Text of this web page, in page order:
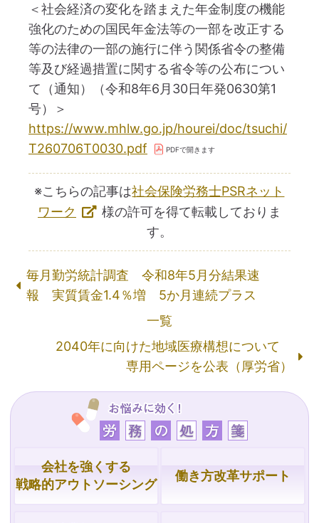
＜社会経済の変化を踏まえた年金制度の機能
強化のための国民年金法等の一部を改正する
等の法律の一部の施行に伴う関係省令の整備
等及び経過措置に関する省令等の公布につい
て（通知）（令和8年6月30日年発0630第1
号）＞
https://www.mhlw.go.jp/hourei/doc/tsuchi/
T260706T0030.pdf
※こちらの記事は社会保険労務士PSRネット
ワーク
様の許可を得て転載しておりま
す。
毎月勤労統計調査 令和8年5月分結果速
報 実質賃金1.4％増 5か月連続プラス
一覧
2040年に向けた地域医療構想について
専用ページを公表（厚労省）
会社を強くする
戦略的アウトソーシング
働き方改革サポート